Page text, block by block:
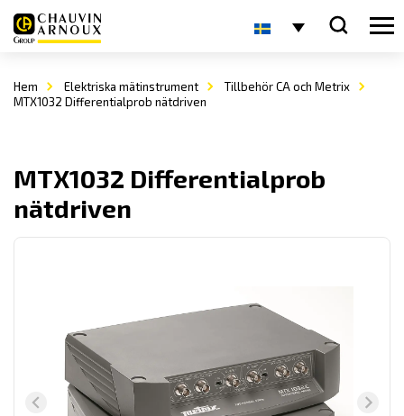
Hem Elektriska mätinstrument
Tillbehör CA och Metrix
MTX1032 Differentialprob nätdriven
MTX1032 Differentialprob
nätdriven